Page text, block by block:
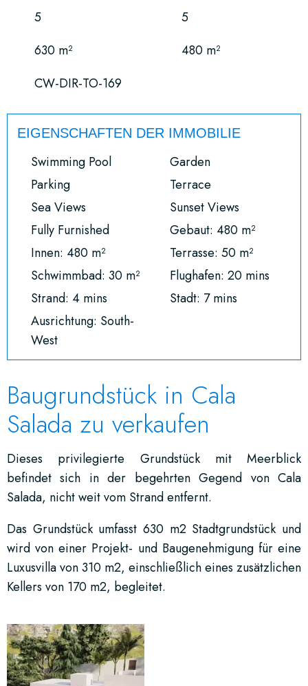
5
5
630 m²
480 m²
CW-DIR-TO-169
EIGENSCHAFTEN DER IMMOBILIE
Swimming Pool
Garden
Parking
Terrace
Sea Views
Sunset Views
Fully Furnished
Gebaut: 480 m²
Innen: 480 m²
Terrasse: 50 m²
Schwimmbad: 30 m²
Flughafen: 20 mins
Strand: 4 mins
Stadt: 7 mins
Ausrichtung: South-
West
Baugrundstück in Cala
Salada zu verkaufen
Dieses privilegierte Grundstück mit Meerblick
befindet sich in der begehrten Gegend von Cala
Salada, nicht weit vom Strand entfernt.
Das Grundstück umfasst 630 m2 Stadtgrundstück und
wird von einer Projekt- und Baugenehmigung für eine
Luxusvilla von 310 m2, einschließlich eines zusätzlichen
Kellers von 170 m2, begleitet.